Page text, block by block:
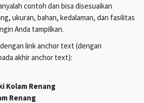
contoh dan bisa disesuaikan
ukuran, bahan, kedalaman, dan fasilitas
Anda tampilkan.
link anchor text (dengan
akhir anchor text):
Kolam Renang
Renang